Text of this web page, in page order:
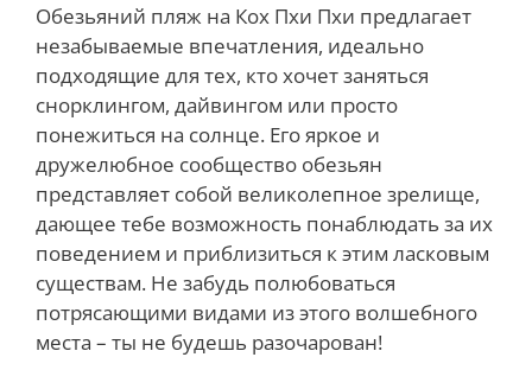
Обезьяний пляж на Кох Пхи Пхи предлагает
незабываемые впечатления, идеально
подходящие для тех, кто хочет заняться
снорклингом, дайвингом или просто
понежиться на солнце. Его яркое и
дружелюбное сообщество обезьян
представляет собой великолепное зрелище,
дающее тебе возможность понаблюдать за их
поведением и приблизиться к этим ласковым
существам. Не забудь полюбоваться
потрясающими видами из этого волшебного
места – ты не будешь разочарован!